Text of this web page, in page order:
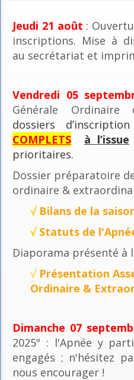
Jeudi 21 août :
inscriptions. Mise à
au secrétariat et
Vendredi 05
Générale Ordinaire
dossiers
COMPLETS
à l’issue
prioritaires.
Dossier préparatoire
ordinaire &
√ Bilans de la
√ Statuts de
Diaporama présenté à
√ Présentation
Ordinaire &
Dimanche 07
2025" : l'Apnée y
engagés ; n'hésitez
nous encourager !